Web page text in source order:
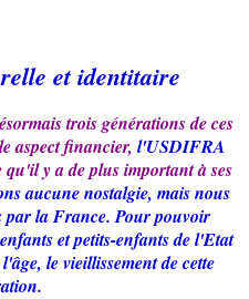
et identitaire
trois générations de ces
aspect financier, l'USDIFRA
y a de plus important à ses
aucune nostalgie, mais nous
par la France. Pour pouvoir
et petits-enfants de l'Etat
le vieillissement de cette